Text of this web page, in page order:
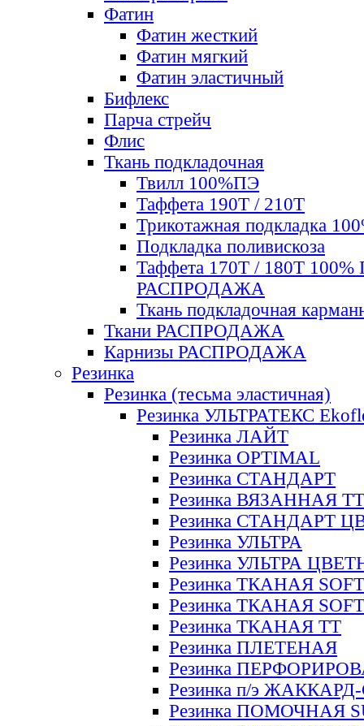
Фатин
Фатин жесткий
Фатин мягкий
Фатин элаcтичный
Бифлекс
Парча стрейч
Флис
Ткань подкладочная
Твилл 100%ПЭ
Таффета 190Т / 210Т
Трикотажная подкладка
Подкладка поливискоза
Таффета 170Т / 180Т 100%
РАСПРОДАЖА
Ткань подкладочная
Ткани РАСПРОДАЖА
Карнизы РАСПРОДАЖА
Резинка
Резинка (тесьма эластичная)
Резинка УЛЬТРАТЕКС
Резинка ЛАЙТ
Резинка OPTIMAL
Резинка СТАНДАРТ
Резинка ВЯЗАННАЯ ТТ
Резинка СТАНДАРТ
Резинка УЛЬТРА
Резинка УЛЬТРА
Резинка ТКАНАЯ SOFT
Резинка ТКАНАЯ
Резинка ТКАНАЯ ТТ
Резинка ПЛЕТЕНАЯ
Резинка
Резинка п/э
Резинка ПОМОЧНАЯ